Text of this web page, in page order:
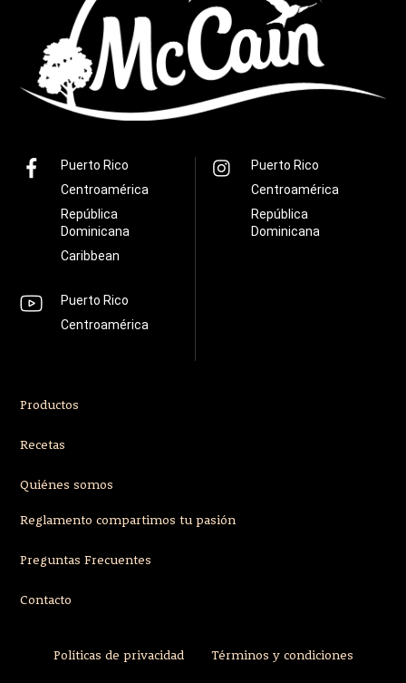
Puerto Rico
Centroamérica
República
Dominicana
Caribbean
Puerto Rico
Centroamérica
República
Dominicana
Puerto Rico
Centroamérica
Productos
Recetas
Quiénes somos
Reglamento compartimos tu pasión
Preguntas Frecuentes
Contacto
Políticas de privacidad Términos y condiciones